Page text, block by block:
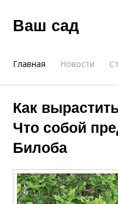
Ваш сад
Главная Новости
Как
Что собой
Билоба